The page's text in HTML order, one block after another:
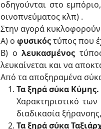
οδηγούνται στο
οινοπνεύματος κλπ) .
Στην αγορά
Α) ο φυσικόςτύπος που
Β) ολευκασμένος
λευκαίνεται και να
Από τα αποξηραμένα
Τα ξηρά σύκα Κύμης.
Χαρακτηριστικό
διαδικασία
Τα ξηρά σύκα